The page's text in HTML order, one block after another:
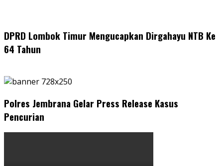
DPRD Lombok Timur Mengucapkan Dirgahayu NTB Ke
64 Tahun
Polres Jembrana Gelar Press Release Kasus
Pencurian